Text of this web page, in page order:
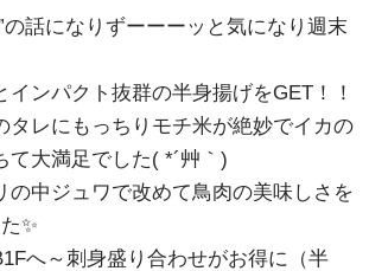
の話になりずーーーッと気になり週末
インパクト抜群の半身揚げをGET！！
タレにもっちりモチ米が絶妙でイカの
て大満足でした( *´艸｀)
の中ジュワで改めて鳥肉の美味しさを
✨
へ～刺身盛り合わせがお得に（半